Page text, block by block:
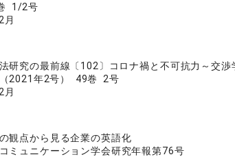
1/2号
月
研究の最前線〔102〕コロナ禍と不可抗力～交渉
2021年2号） 49巻 2号
月
観点から見る企業の英語化
ミュニケーション学会研究年報第76号